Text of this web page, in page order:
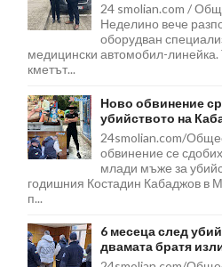
24 smolian.com /
Неделино вече
оборудван
медицински автомобил-
кметът...
Ново обвинение
убийството на
24smolian.com/
обвинение се
млади мъже за
годишния Костадин Кабаджов в
п...
6 месеца след
двамата братя